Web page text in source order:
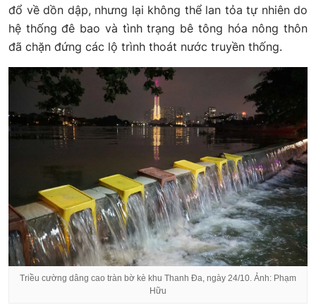
đổ về dồn dập, nhưng lại không thể lan tỏa tự nhiên do
hệ thống đê bao và tình trạng bê tông hóa nông thôn
đã chặn đứng các lộ trình thoát nước truyền thống.
Triều cường dâng cao tràn bờ kè khu Thanh Đa, ngày 24/10. Ảnh: Phạm
Hữu